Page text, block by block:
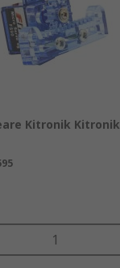
Kitronik Kitronik